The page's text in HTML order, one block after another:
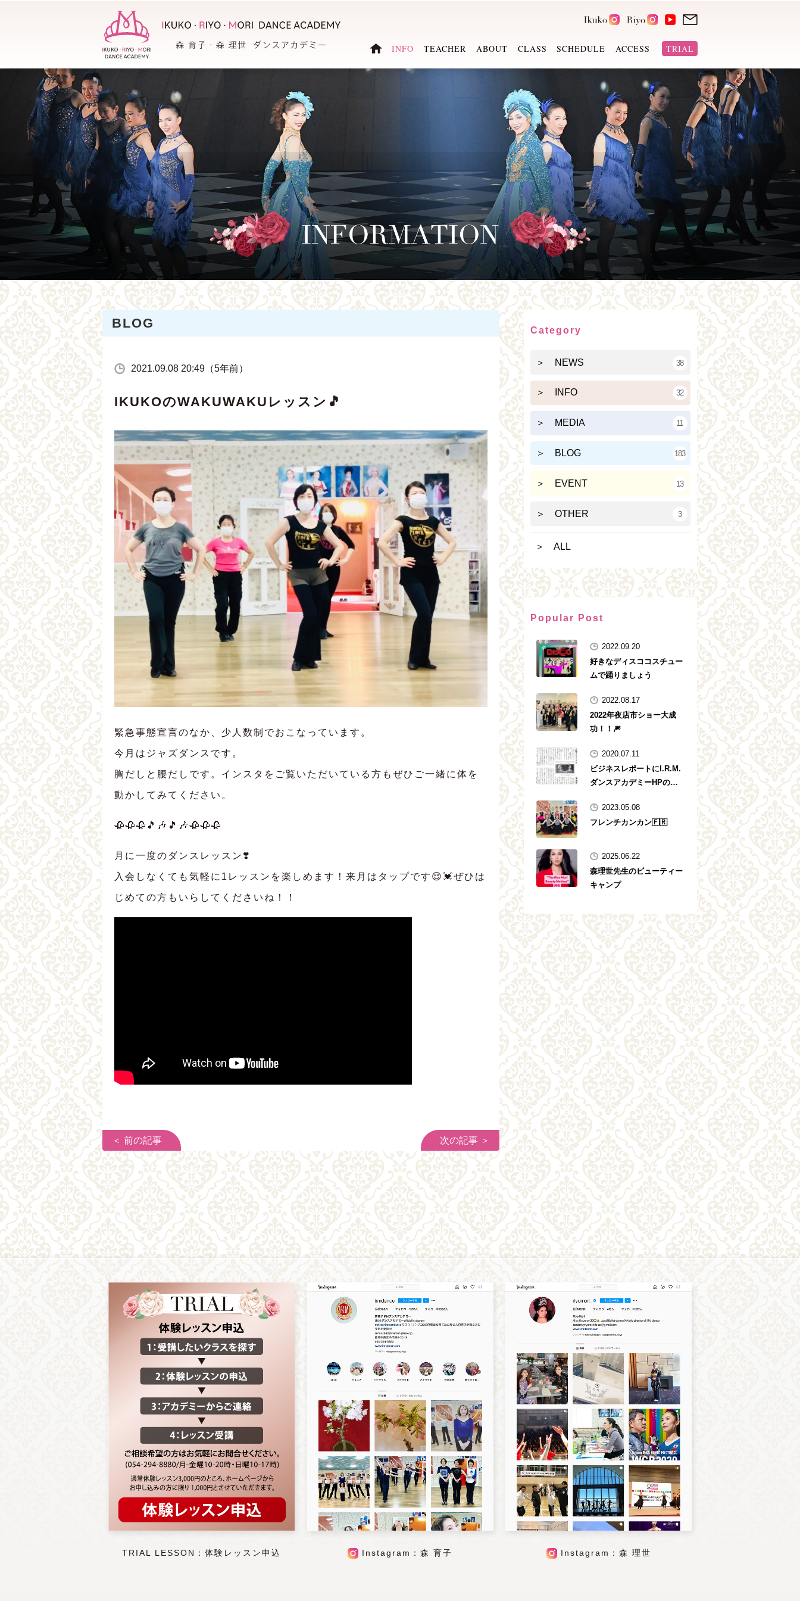
INFO TEACHER ABOUT CLASS SCHEDULE ACCESS TRIAL
BLOG
2021.09.08 20:49（5年前）
IKUKOのWAKUWAKUレッスン🎵
緊急事態宣言のなか、少人数制でおこなっています。
今月はジャズダンスです。
胸だしと腰だしです。インスタをご覧いただいている方もぜひご一緒に体を
動かしてみてください。
🥀🥀🥀🎵🎶🎵🎶🥀🥀🥀
月に一度のダンスレッスン❣️
入会しなくても気軽に1レッスンを楽しめます！来月はタップです😌💓ぜひは
じめての方もいらしてくださいね！！
＜ 前の記事 次の記事 ＞
Category
＞ NEWS 38
＞ INFO 32
＞ MEDIA 11
＞ BLOG 183
＞ EVENT 13
＞ OTHER 3
＞ ALL
Popular Post
2022.09.20
好きなディスココスチュー
ムで踊りましょう
2022.08.17
2022年夜店市ショー大成
功！！🎆
2020.07.11
ビジネスレポートにI.R.M.
ダンスアカデミーHPの紹
2023.05.08
フレンチカンカン🇫🇷
2025.06.22
森理世先生のビューティー
キャンプ
TRIAL LESSON：体験レッスン申込 Instagram：森 育子 Instagram：森 理世